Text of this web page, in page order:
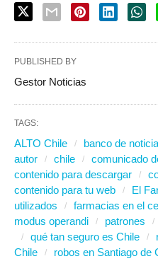
PUBLISHED BY
Gestor Noticias
TAGS:
ALTO Chile banco de
autor
chile comunicado
contenido para descargar
contenido para tu web
El
utilizados
farmacias en el
modus operandi
patrones
qué tan seguro es Chile
Chile
robos en Santiago de